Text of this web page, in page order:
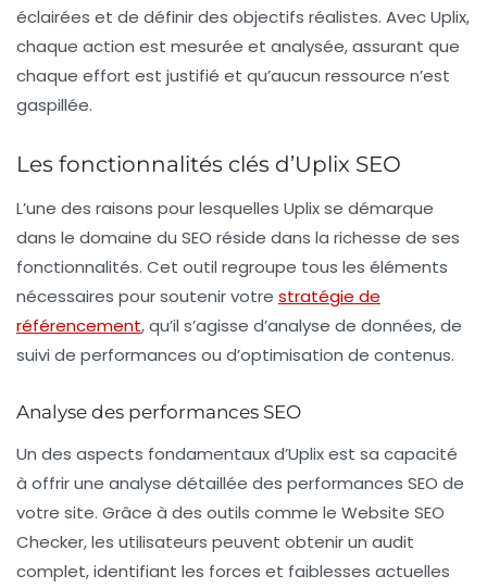
éclairées et de définir des objectifs réalistes. Avec Uplix,
chaque action est mesurée et analysée, assurant que
chaque effort est justifié et qu’aucun ressource n’est
gaspillée.
Les fonctionnalités clés d’Uplix SEO
L’une des raisons pour lesquelles Uplix se démarque
dans le domaine du SEO réside dans la richesse de ses
fonctionnalités. Cet outil regroupe tous les éléments
nécessaires pour soutenir votre stratégie de
référencement, qu’il s’agisse d’analyse de données, de
suivi de performances ou d’optimisation de contenus.
Analyse des performances SEO
Un des aspects fondamentaux d’Uplix est sa capacité
à offrir une analyse détaillée des performances SEO de
votre site. Grâce à des outils comme le Website SEO
Checker, les utilisateurs peuvent obtenir un audit
complet, identifiant les forces et faiblesses actuelles